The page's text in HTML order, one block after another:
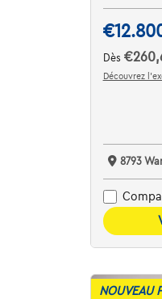
Dès
Découvrez
8793
NOUVEAU